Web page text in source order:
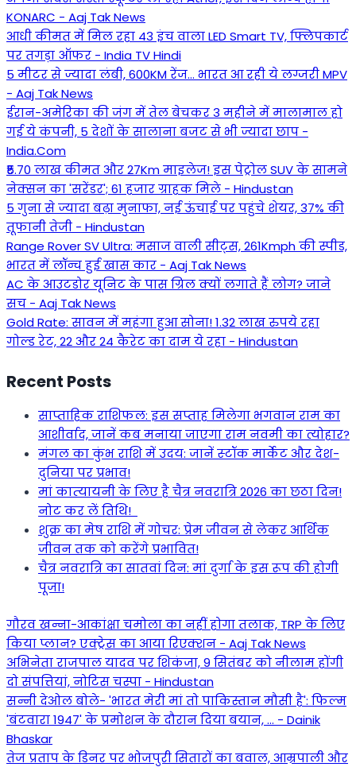
KONARC - Aaj Tak News
आधी कीमत में मिल रहा 43 इंच वाला LED Smart TV, फ्लिपकार्ट
पर तगड़ा ऑफर - India TV Hindi
5 मीटर से ज्यादा लंबी, 600KM रेंज... भारत आ रही ये लग्जरी MPV
- Aaj Tak News
ईरान-अमेरिका की जंग में तेल बेचकर 3 महीने में मालामाल हो
गई ये कंपनी, 5 देशों के सालाना बजट से भी ज्यादा छाप -
India.Com
₹5.70 लाख कीमत और 27Km माइलेज! इस पेट्रोल SUV के सामने
नेक्सन का 'सरेंडर'; 61 हजार ग्राहक मिले - Hindustan
5 गुना से ज्यादा बढ़ा मुनाफा, नई ऊंचाई पर पहुंचे शेयर, 37% की
तूफानी तेजी - Hindustan
Range Rover SV Ultra: मसाज वाली सीट्स, 261Kmph की स्पीड,
भारत में लॉन्च हुई खास कार - Aaj Tak News
AC के आउटडोर यूनिट के पास ग्रिल क्यों लगाते हैं लोग? जाने
सच - Aaj Tak News
Gold Rate: सावन में महंगा हुआ सोना! 1.32 लाख रुपये रहा
गोल्ड रेट, 22 और 24 कैरेट का दाम ये रहा - Hindustan
Recent Posts
साप्ताहिक राशिफल: इस सप्ताह मिलेगा भगवान राम का
आशीर्वाद, जानें कब मनाया जाएगा राम नवमी का त्योहार?
मंगल का कुंभ राशि में उदय: जानें स्‍टॉक मार्केट और देश-
दुनिया पर प्रभाव!
मां कात्‍यायनी के लिए है चैत्र नवरात्रि 2026 का छठा दिन!
नोट कर लें तिथि!
शुक्र का मेष राशि में गोचर: प्रेम जीवन से लेकर आर्थिक
जीवन तक को करेंगे प्रभावित!
चैत्र नवरात्रि का सातवां दिन: मां दुर्गा के इस रूप की होगी
पूजा!
गौरव खन्ना-आकांक्षा चमोला का नहीं होगा तलाक, TRP के लिए
किया प्लान? एक्ट्रेस का आया रिएक्शन - Aaj Tak News
अभिनेता राजपाल यादव पर शिकंजा, 9 सितंबर को नीलाम होंगी
दो संपत्तियां, नोटिस चस्पा - Hindustan
सन्नी देओल बोले- 'भारत मेरी मां तो पाकिस्तान मौसी है': फिल्म
'बंटवारा 1947' के प्रमोशन के दौरान दिया बयान, ... - Dainik
Bhaskar
तेज प्रताप के डिनर पर भोजपुरी सितारों का बवाल, आम्रपाली और